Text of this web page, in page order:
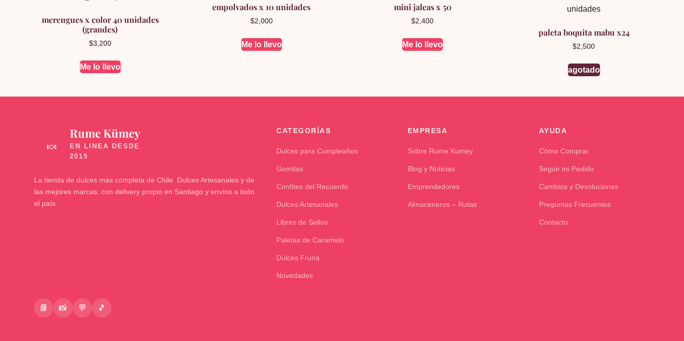
merengues x color 40 unidades
(grandes)
$3,200
Me lo llevo
empolvados x 10 unidades
$2,000
Me lo llevo
mini jaleas x 50
$2,400
Me lo llevo
paleta boquita mabu x24
$2,500
agotado
🍬
Rume Kümey
La tienda de dulces más completa de Chile. Dulces Artesanales y de
las mejores marcas, con delivery propio en Santiago y envíos a todo
el país.
📘 📸 💬 🎵
CATEGORÍAS
Dulces para Cumpleaños
Gomitas
Confites del Recuerdo
Dulces Artesanales
Libres de Sellos
Paletas de Caramelo
Dulces Fruna
Novedades
EMPRESA
Sobre Rume Kumey
Blog y Noticias
Emprendedores
Almaceneros – Rutas
AYUDA
Cómo Comprar
Seguir mi Pedido
Cambios y Devoluciones
Preguntas Frecuentes
Contacto